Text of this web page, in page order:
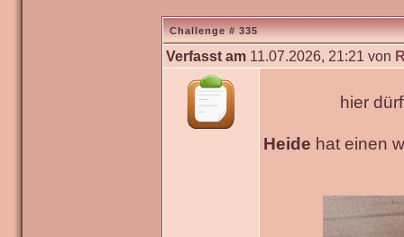
Challenge # 335
Verfasst am 11.07.2026, 21:21 von
hier
Heide hat einen